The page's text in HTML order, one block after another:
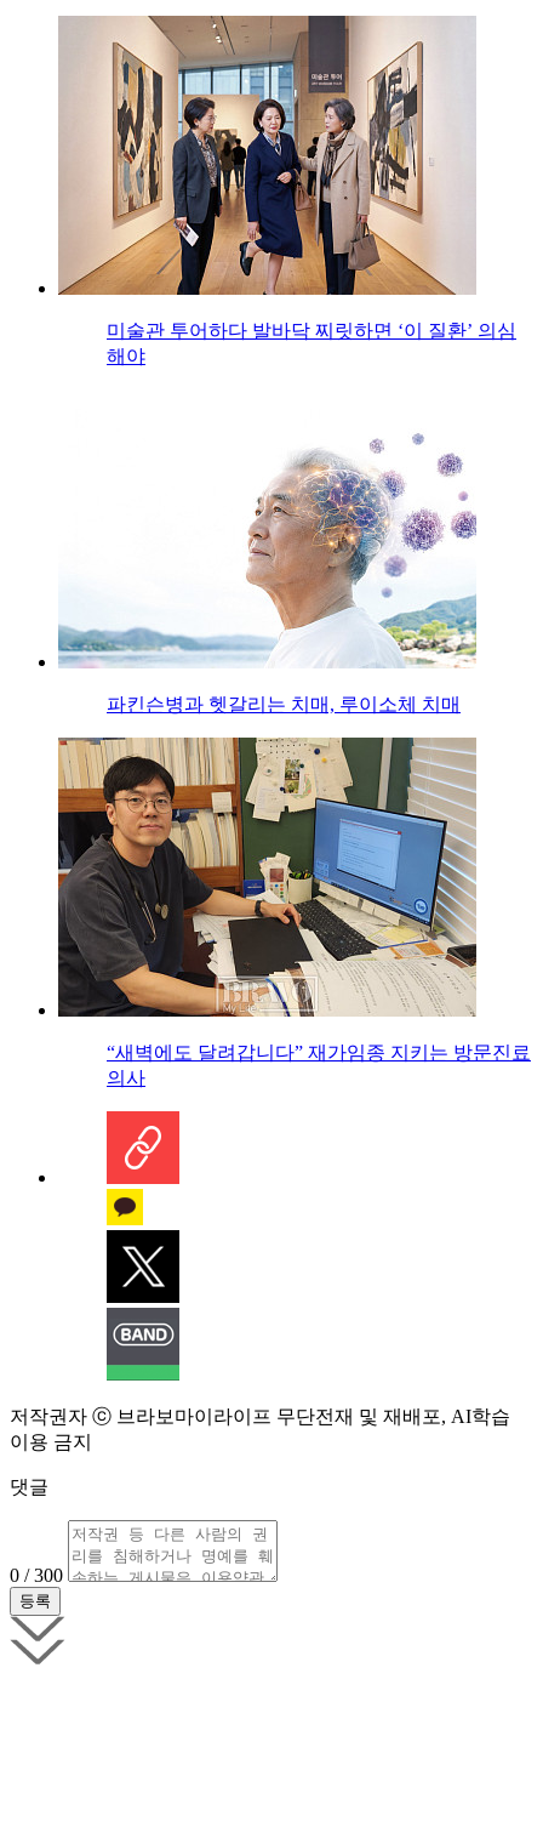
미술관 투어하다 발바닥 찌릿하면 ‘이 질환’ 의심
해야
파킨슨병과 헷갈리는 치매, 루이소체 치매
“새벽에도 달려갑니다” 재가임종 지키는 방문진료
의사
저작권자 ⓒ 브라보마이라이프 무단전재 및 재배포, AI학습
이용 금지
댓글
0 / 300